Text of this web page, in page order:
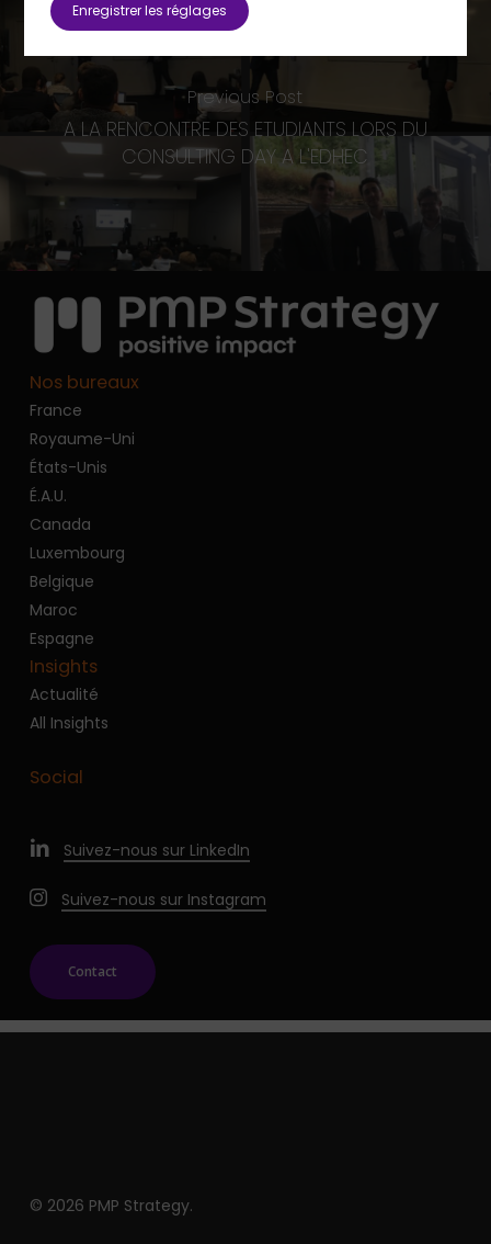
Previous Post
A LA RENCONTRE DES ETUDIANTS LORS DU
CONSULTING DAY A L'EDHEC
Nos bureaux
France
Royaume-Uni
États-Unis
É.A.U.
Canada
Luxembourg
Belgique
Maroc
Espagne
Insights
Actualité
All Insights
Social
Suivez-nous sur LinkedIn
Suivez-nous sur Instagram
Contact
© 2026 PMP Strategy.
Enregistrer les réglages